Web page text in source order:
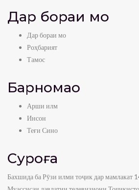
Дар бораи мо
Дар бораи мо
Роҳбарият
Тамос
Барномаҳо
Арши илм
Инсон
Теғи Сино
Суроға
Бахшида ба Рӯзи илми тоҷик дар мамлакат